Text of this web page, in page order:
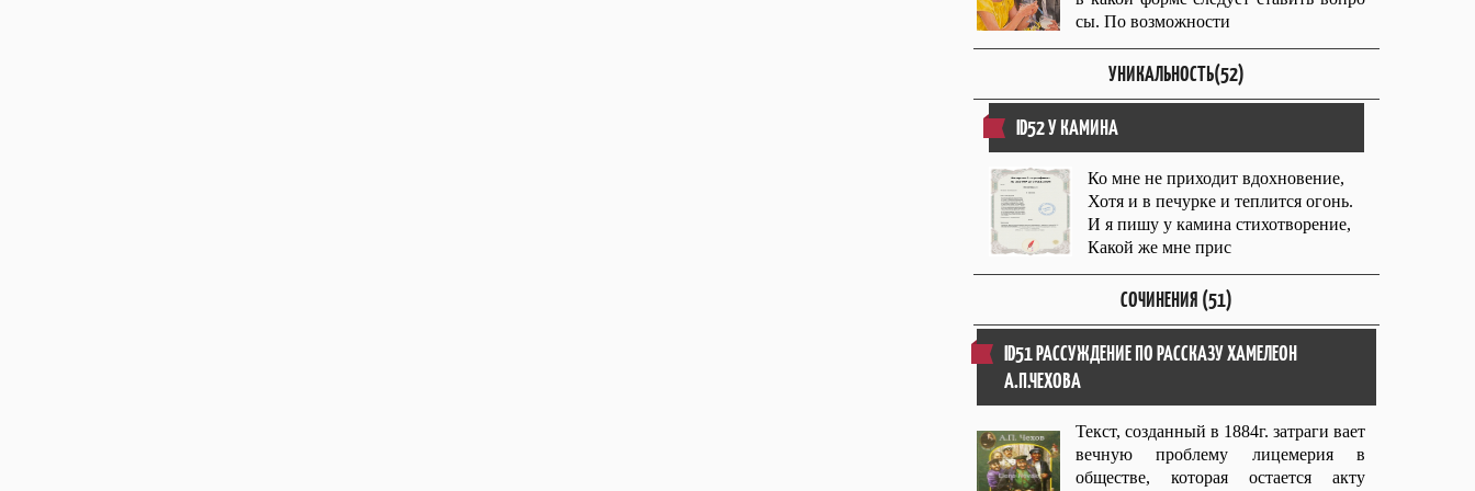
сы. По возможности
УНИКАЛЬНОСТЬ(52)
ID52 У КАМИНА
Ко мне не приходит вдохновение,
Хотя и в печурке и теплится огонь.
И я пишу у камина стихотворение,
Какой же мне прис
СОЧИНЕНИЯ (51)
ID51 РАССУЖДЕНИЕ ПО РАССКАЗУ ХАМЕЛЕОН
А.П.ЧЕХОВА
Текст, созданный в 1884г. затраги вает
вечную проблему лицемерия в
обществе, которая остается акту